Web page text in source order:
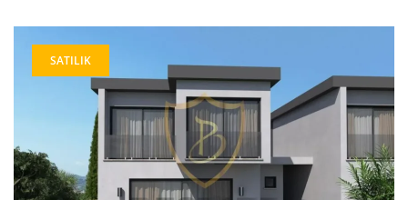
SATILIK